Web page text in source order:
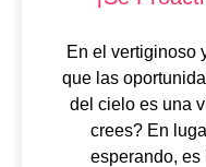
En el vertiginoso
que las
del cielo es una
crees? En
esperando, es